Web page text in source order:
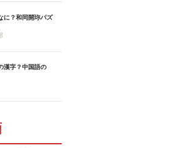
に？和同開珎パズ
漢字？中国語の